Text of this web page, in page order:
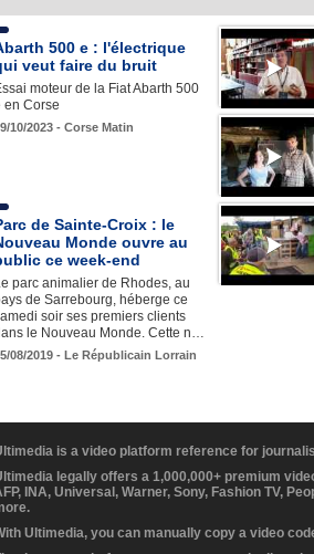
500 e : l'électrique
veut faire du bruit
moteur de la Fiat Abarth 500
en Corse
10/2023 - Corse Matin
de Sainte-Croix : le
Monde ouvre au
ce week-end
parc animalier de Rhodes, au
de Sarrebourg, héberge ce
soir ses premiers clients
le Nouveau Monde. Cette n…
08/2019 - Le Républicain Lorrain
is a video platform reference for
legally offers a 1,000,000+ premium
INA, Universal, Warner, Sony, Fashion TV,
Ultimedia, you can manually copy a video